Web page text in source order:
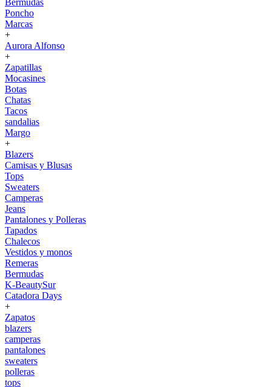
Bermudas
Poncho
Marcas
+
Aurora Alfonso
+
Zapatillas
Mocasines
Botas
Chatas
Tacos
sandalias
Margo
+
Blazers
Camisas y Blusas
Tops
Sweaters
Camperas
Jeans
Pantalones y Polleras
Tapados
Chalecos
Vestidos y monos
Remeras
Bermudas
K-BeautySur
Catadora Days
+
Zapatos
blazers
camperas
pantalones
sweaters
polleras
tops